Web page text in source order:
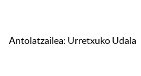
Antolatzailea: Urretxuko Udala